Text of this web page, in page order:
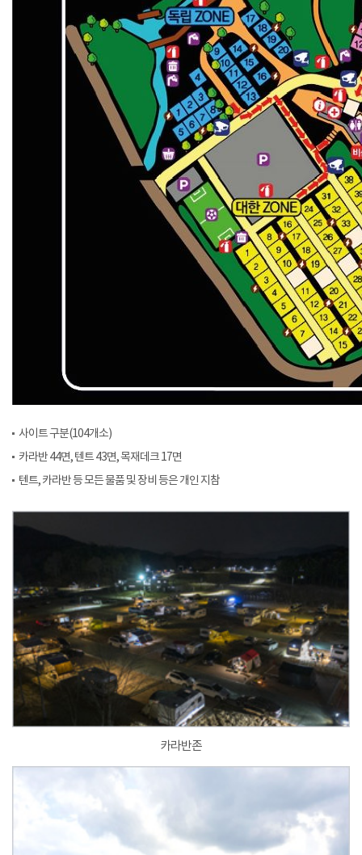
사이트 구분(104개소)
카라반 44면, 텐트 43면, 목재데크 17면
텐트, 카라반 등 모든 물품 및 장비 등은 개인 지참
카라반존